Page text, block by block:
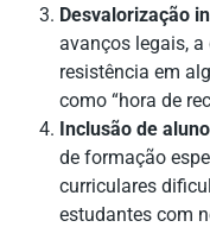
Desvalorização
avanços legais,
resistência em
como “hora de
Inclusão de
de formação
curriculares
estudantes com